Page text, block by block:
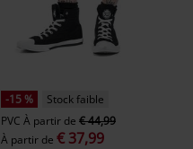
-15 %
Stock faible
PVC À partir de € 44,99
À partir de € 37,99